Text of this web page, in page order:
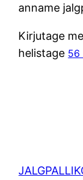
anname
Kirjutage
helistage 56